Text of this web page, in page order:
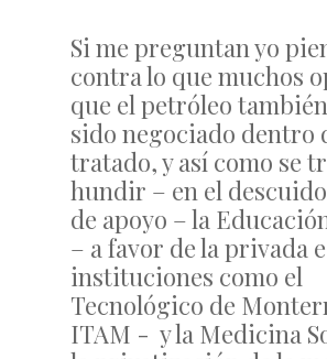
Si me preguntan yo
contra lo que muchos
que el petróleo
sido negociado dentro
tratado, y así como se
hundir – en el
de apoyo – la
– a favor de la privada e
instituciones como el
Tecnológico de
ITAM - y la Medicina